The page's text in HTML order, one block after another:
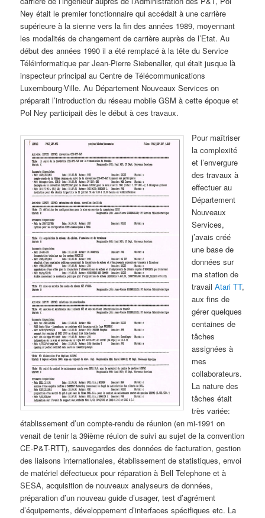
Ney était le premier fonctionnaire qui accédait à une carrière
supérieure à la sienne vers la fin des années 1989, moyennant
les modalités de changement de carrière auprès de l’Etat. Au
début des années 1990 il a été remplacé à la tête du Service
Téléinformatique par Jean-Pierre Siebenaller, qui était jusque là
inspecteur principal au Centre de Télécommunications
Luxembourg-Ville. Au Département Nouveaux Services on
préparait l’introduction du réseau mobile GSM à cette époque et
Pol Ney participait dès le début à ces travaux.
Pour maîtriser
la complexité
et l’envergure
des travaux à
effectuer au
Département
Nouveaux
Services,
j’avais créé
une base de
données sur
ma station de
travailAtari TT,
aux fins de
gérer quelques
centaines de
tâches
assignées à
mes
collaborateurs.
La nature des
tâches était
très variée:
établissement d’un compte-rendu de réunion (en mi-1991 on
venait de tenir la 39ième réuion de suivi au sujet de la convention
CE-P&T-RTT), sauvegardes des données de facturation, gestion
des liaisons internationales, établissement de statistiques, envoi
de matériel défectueux pour réparation à Bell Telephone et à
SESA, acquisition de nouveaux analyseurs de données,
préparation d’un nouveau guide d’usager, test d’agrément
d’équipements, développement d’interfaces spécifiques etc. La